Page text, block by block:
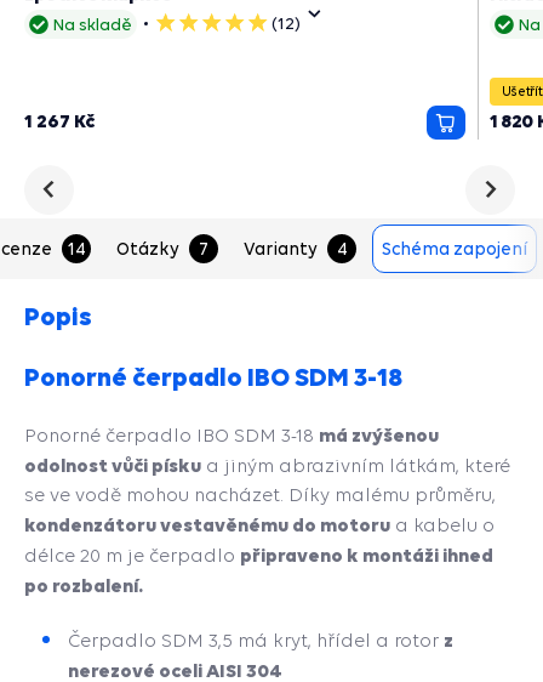
Na skladě
5
(12)
1 267 Kč
Přidat
košíku
1 820
14 Otázky 7 Varianty 4 Schéma zapojení
Popis
Ponorné čerpadlo IBO SDM 3-18
Ponorné čerpadlo IBO SDM 3-18 má zvýšenou
odolnost vůči písku a jiným abrazivním látkám, které
se ve vodě mohou nacházet. Díky malému průměru,
kondenzátoru vestavěnému do motoru a kabelu o
délce 20 m je čerpadlo připraveno k montáži ihned
po rozbalení.
Čerpadlo SDM 3,5 má kryt, hřídel a rotor z
nerezové oceli AISI 304